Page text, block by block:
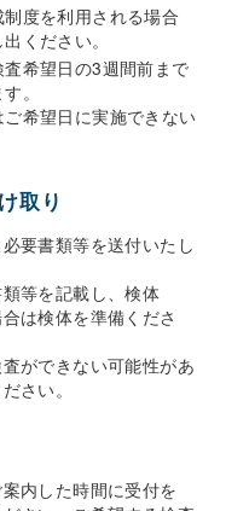
度を利用される場合
ください。
希望日の3週間前まで
。
ご希望日に実施できない
取り
要書類等を送付いたし
等を記載し、検体
は検体を準備くださ
ができない可能性があ
さい。
内した時間に受付を